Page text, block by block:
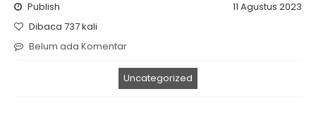
Publish
11 Agustus 2023
Dibaca 737 kali
Belum ada Komentar
Uncategorized